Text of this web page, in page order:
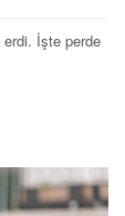
erdi. İşte perde